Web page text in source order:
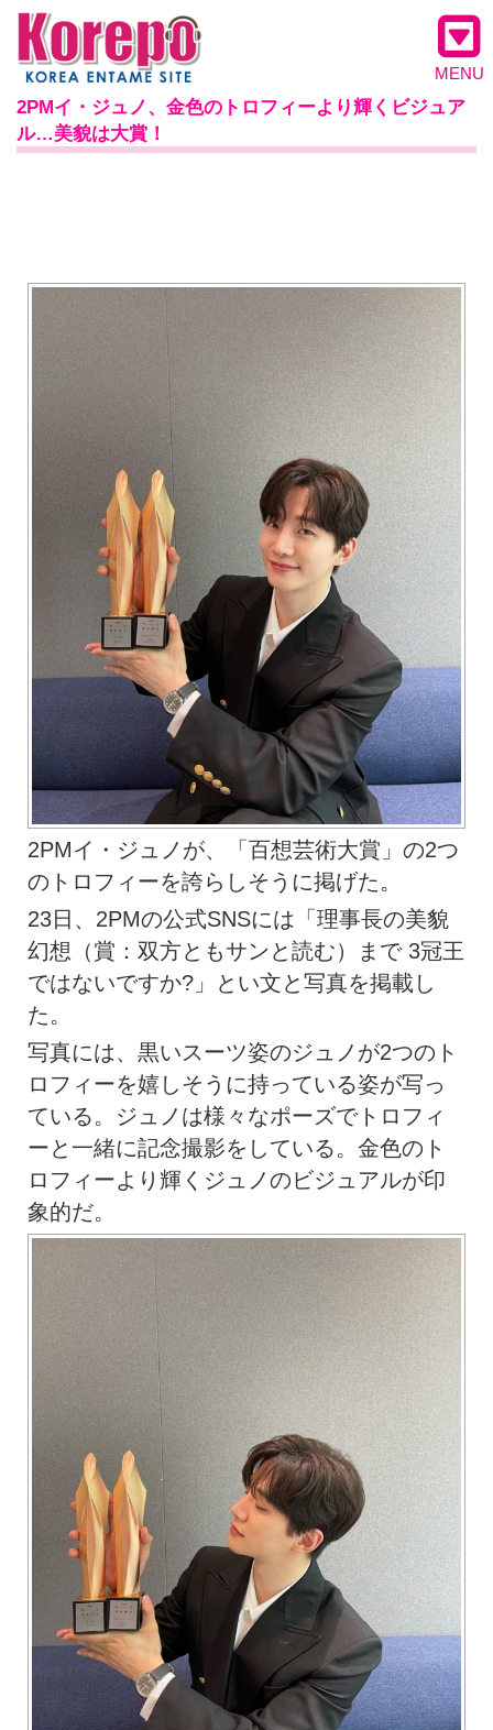
MENU
2PMイ・ジュノ、金色のトロフィーより輝くビジュア
ル…美貌は大賞！
2PMイ・ジュノが、「百想芸術大賞」の2つ
のトロフィーを誇らしそうに掲げた。
23日、2PMの公式SNSには「理事長の美貌
幻想（賞：双方ともサンと読む）まで 3冠王
ではないですか? 」とい文と写真を掲載し
た。
写真には、黒いスーツ姿のジュノが2つのト
ロフィーを嬉しそうに持っている姿が写っ
ている。ジュノは様々なポーズでトロフィ
ーと一緒に記念撮影をしている。金色のト
ロフィーより輝くジュノのビジュアルが印
象的だ。